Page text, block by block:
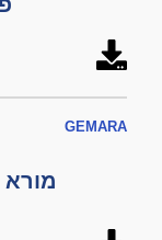
GEMARA